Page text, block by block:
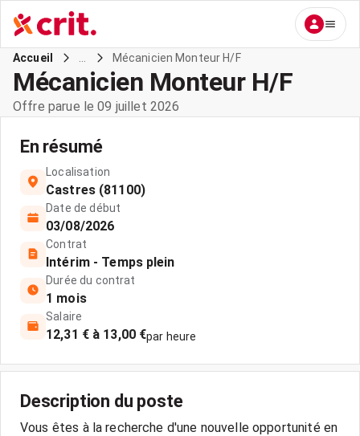
Accueil Mécanicien Monteur H/F
Mécanicien Monteur H/F
Offre parue le 09 juillet 2026
En résumé
Localisation
Castres (81100)
Date de début
03/08/2026
Contrat
Intérim - Temps plein
Durée du contrat
1 mois
Salaire
12,31 € à 13,00 €par heure
Description du poste
Vous êtes à la recherche d'une nouvelle opportunité en